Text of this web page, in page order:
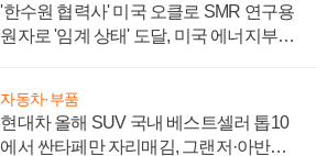
'한수원 협력사' 미국 오클로 SMR 연구용
원자로 '임계 상태' 도달, 미국 에너지부
자동차·부품
현대차 올해 SUV 국내 베스트셀러 톱10
에서 싼타페만 자리매김, 그랜저·아반떼